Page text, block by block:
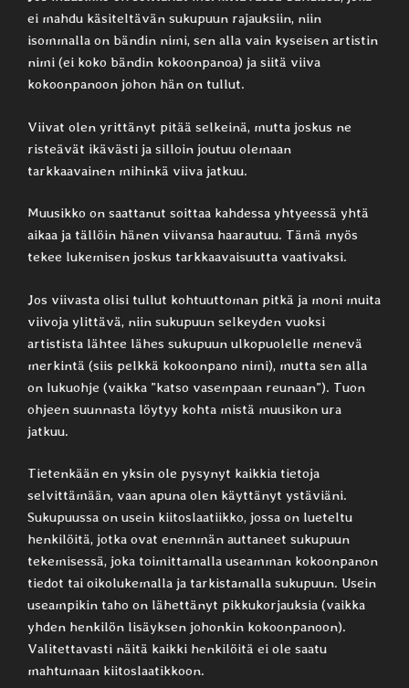
ei mahdu käsiteltävän sukupuun rajauksiin, niin
isommalla on bändin nimi, sen alla vain kyseisen artistin
nimi (ei koko bändin kokoonpanoa) ja siitä viiva
kokoonpanoon johon hän on tullut.
Viivat olen yrittänyt pitää selkeinä, mutta joskus ne
risteävät ikävästi ja silloin joutuu olemaan
tarkkaavainen mihinkä viiva jatkuu.
Muusikko on saattanut soittaa kahdessa yhtyeessä yhtä
aikaa ja tällöin hänen viivansa haarautuu. Tämä myös
tekee lukemisen joskus tarkkaavaisuutta vaativaksi.
Jos viivasta olisi tullut kohtuuttoman pitkä ja moni muita
viivoja ylittävä, niin sukupuun selkeyden vuoksi
artistista lähtee lähes sukupuun ulkopuolelle menevä
merkintä (siis pelkkä kokoonpano nimi), mutta sen alla
on lukuohje (vaikka ”katso vasempaan reunaan”). Tuon
ohjeen suunnasta löytyy kohta mistä muusikon ura
jatkuu.
Tietenkään en yksin ole pysynyt kaikkia tietoja
selvittämään, vaan apuna olen käyttänyt ystäviäni.
Sukupuussa on usein kiitoslaatiikko, jossa on lueteltu
henkilöitä, jotka ovat enemmän auttaneet sukupuun
tekemisessä, joka toimittamalla useamman kokoonpanon
tiedot tai oikolukemalla ja tarkistamalla sukupuun. Usein
useampikin taho on lähettänyt pikkukorjauksia (vaikka
yhden henkilön lisäyksen johonkin kokoonpanoon).
Valitettavasti näitä kaikki henkilöitä ei ole saatu
mahtumaan kiitoslaatikkoon.